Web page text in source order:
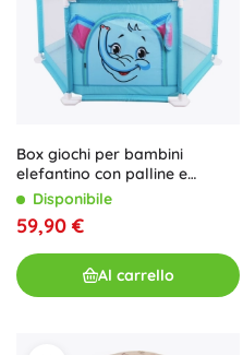
Box giochi per bambini
elefantino con palline e
canestro
Disponibile
59,90 €
Al carrello